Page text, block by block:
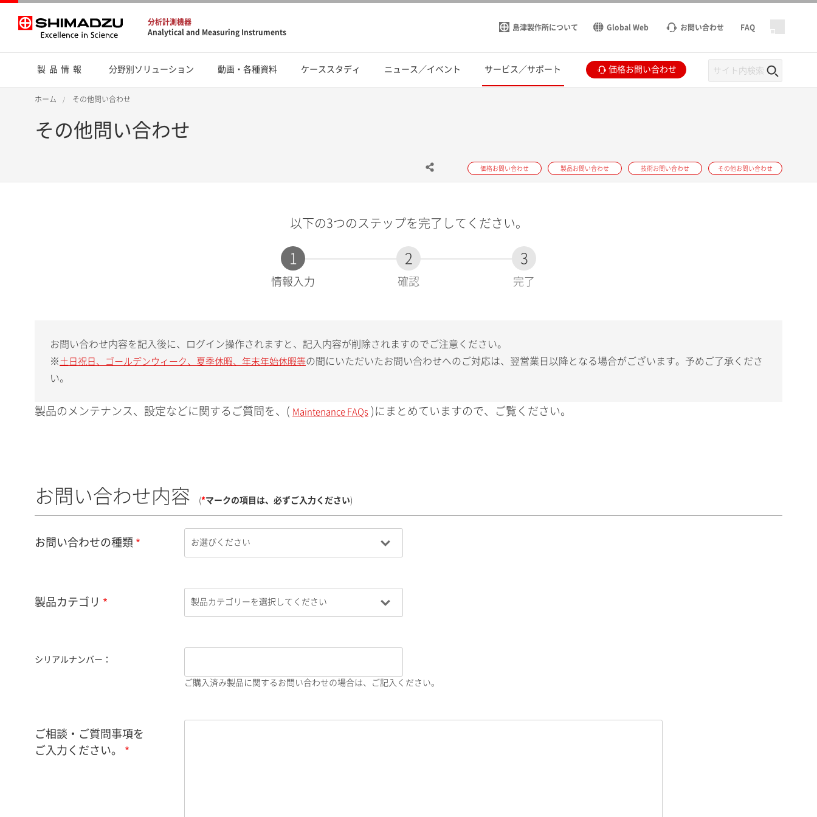
分析計測機器
Analytical and Measuring Instruments
島津製作所について Global Web お問い合わせ FAQ
製品情報 分野別ソリューション 動画・各種資料 ケーススタディ ニュース／イベント サービス／サポート 価格お問い合わせ
ホーム その他問い合わせ
その他問い合わせ
価格お問い合わせ 製品お問い合わせ 技術お問い合わせ その他お問い合わせ
以下の3つのステップを完了してください。
1
現
情報入力
2
確認
3
完了
お問い合わせ内容を記入後に、ログイン操作されますと、記入内容が削除されますのでご注意ください。
※ 土日祝日、ゴールデンウィーク、夏季休暇、年末年始休暇等の間にいただいたお問い合わせへのご対応は、翌営業日以降となる場合がございます。予めご了承くださ
い。
製品のメンテナンス、設定などに関するご質問を、( Maintenance FAQs )にまとめていますので、ご覧ください。
お問い合わせ内容 (*マークの項目は、必ずご入力ください)
お問い合わせの種類
製品カテゴリ
シリアルナンバー：
ご購入済み製品に関するお問い合わせの場合は、ご記入ください。
ご相談・ご質問事項を
ご入力ください。